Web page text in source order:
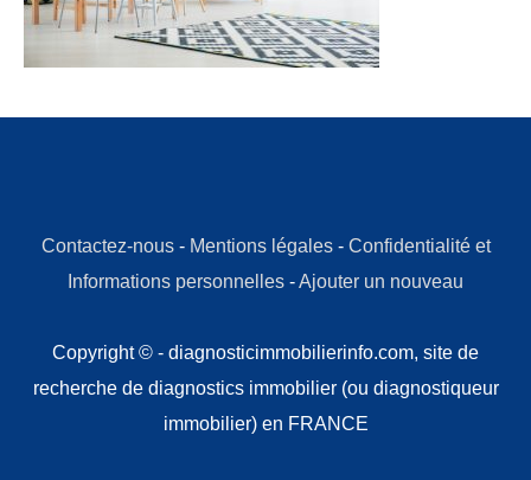
Contactez-nous- Mentions légales- Confidentialité et
Informations personnelles -Ajouter un nouveau
Copyright © - diagnosticimmobilierinfo.com, site de
recherche de diagnostics immobilier (ou diagnostiqueur
immobilier) en FRANCE